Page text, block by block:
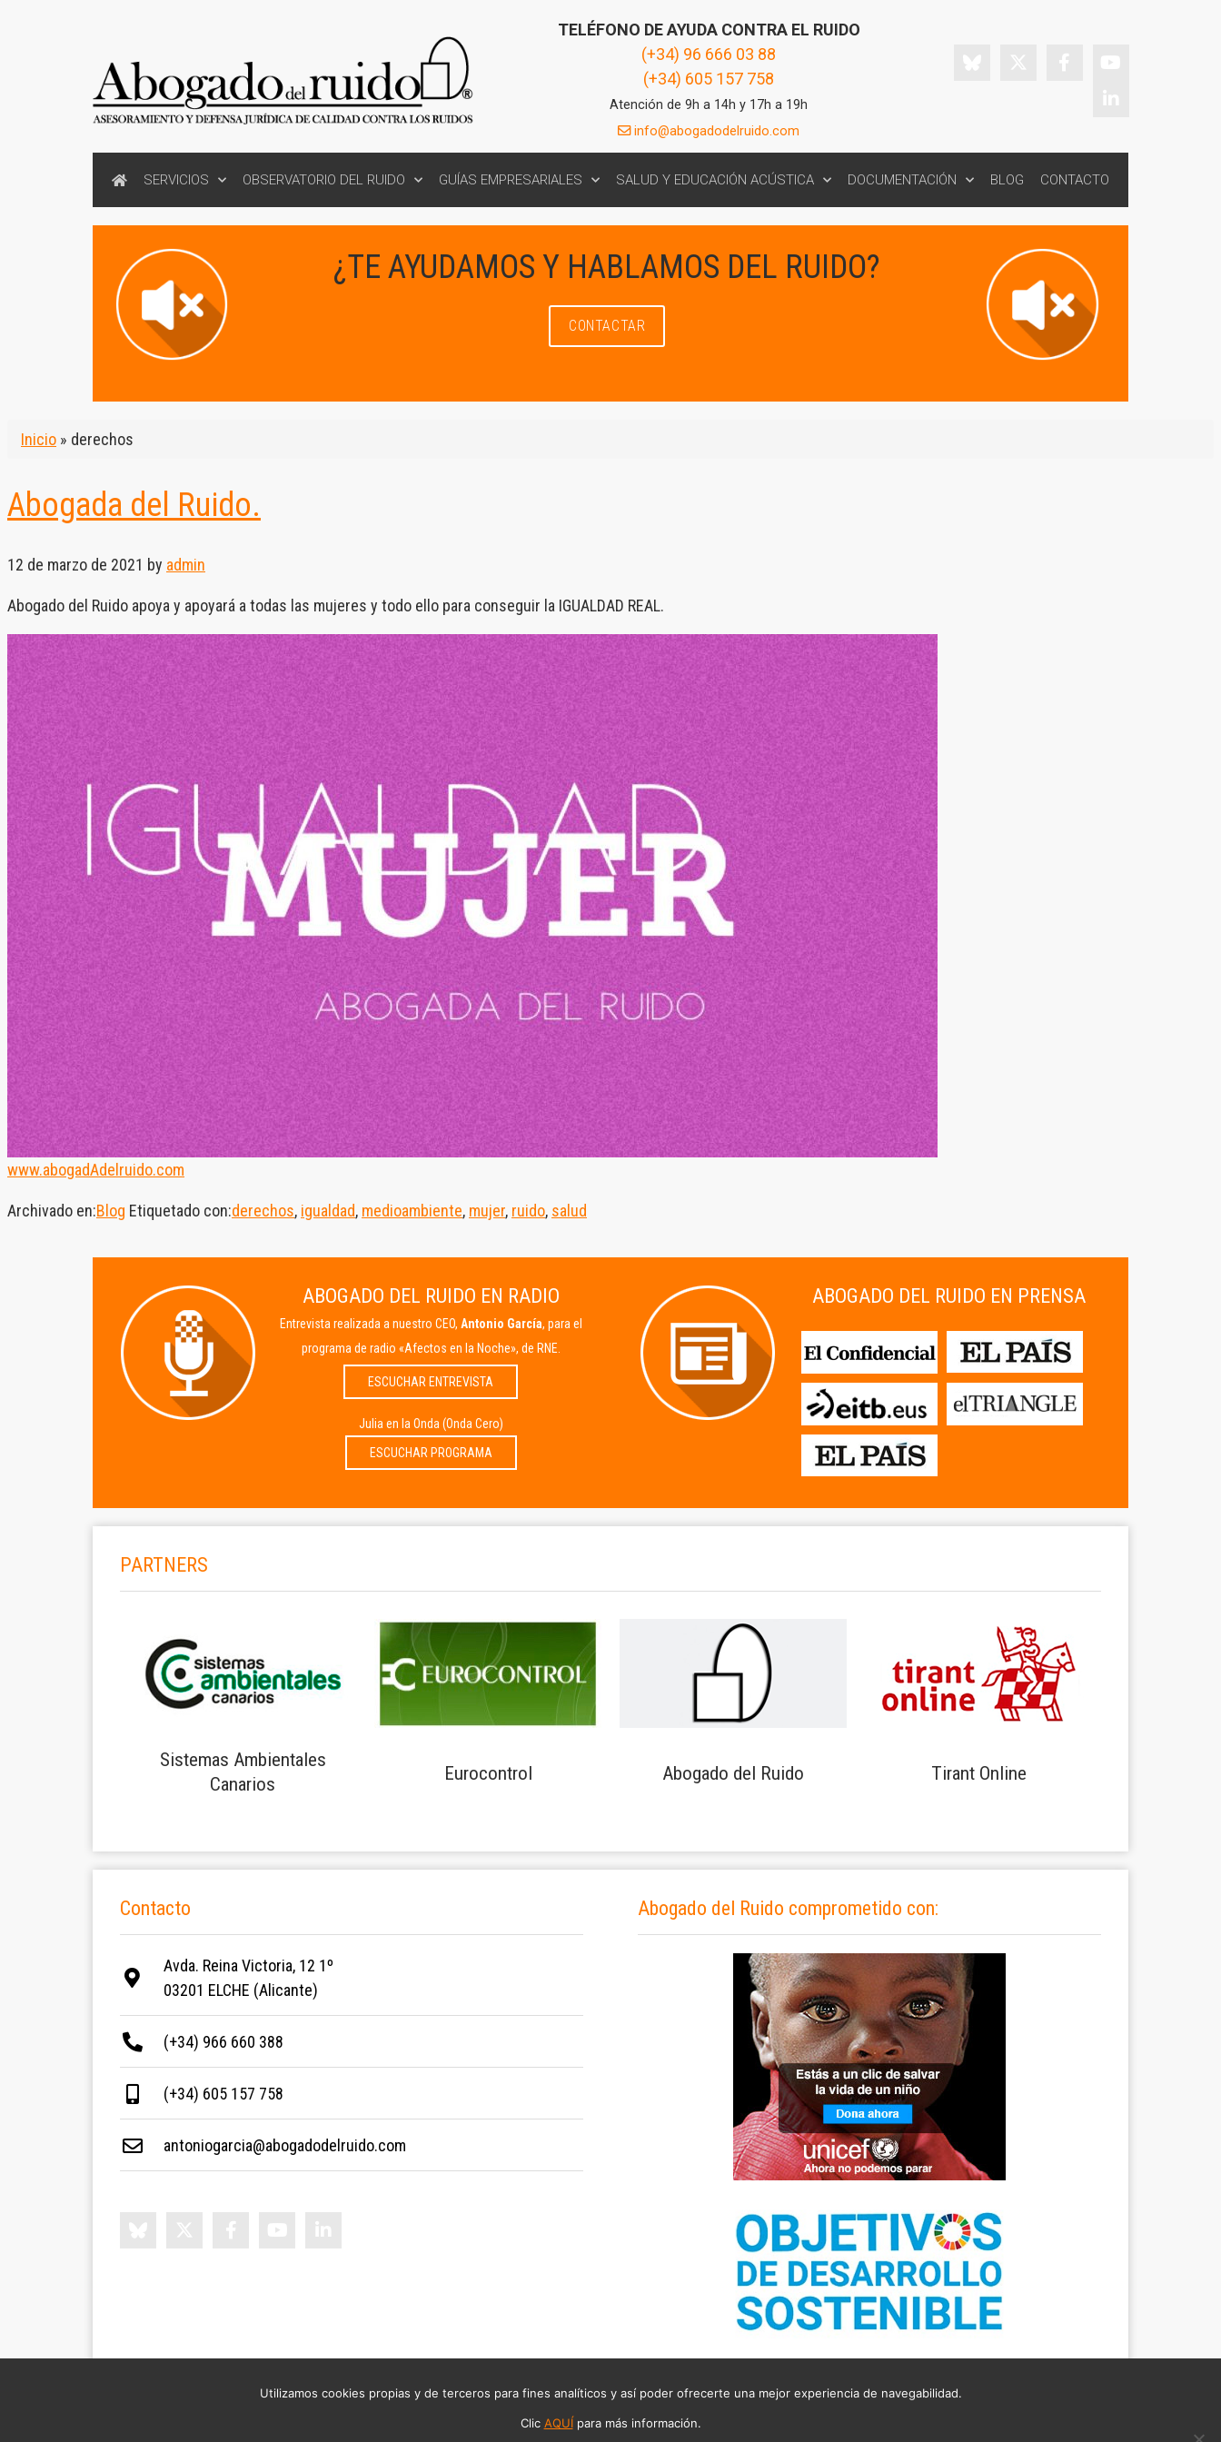
TELÉFONO DE AYUDA CONTRA EL RUIDO
(+34) 96 666 03 88
(+34) 605 157 758
Atención de 9h a 14h y 17h a 19h
info@abogadodelruido.com
SERVICIOS OBSERVATORIO DEL RUIDO GUÍAS EMPRESARIALES SALUD Y EDUCACIÓN ACÚSTICA DOCUMENTACIÓN BLOG CONTACTO
¿TE AYUDAMOS Y HABLAMOS DEL RUIDO?
CONTACTAR
Inicio » derechos
Abogada del Ruido.
12 de marzo de 2021 by admin
Abogado del Ruido apoya y apoyará a todas las mujeres y todo ello para conseguir la IGUALDAD REAL.
www.abogadAdelruido.com
Archivado en:Blog Etiquetado con:derechos, igualdad, medioambiente, mujer, ruido, salud
ABOGADO DEL RUIDO EN RADIO
Entrevista realizada a nuestro CEO, Antonio García, para el
programa de radio «Afectos en la Noche», de RNE.
ESCUCHAR ENTREVISTA
Julia en la Onda (Onda Cero)
ESCUCHAR PROGRAMA
ABOGADO DEL RUIDO EN PRENSA
PARTNERS
Sistemas Ambientales
Canarios
Eurocontrol Abogado del Ruido Tirant Online
Contacto
Avda. Reina Victoria, 12 1º
03201 ELCHE (Alicante)
(+34) 966 660 388
(+34) 605 157 758
antoniogarcia@abogadodelruido.com
Abogado del Ruido comprometido con:
Utilizamos cookies propias y de terceros para fines analíticos y así poder ofrecerte una mejor experiencia de navegabilidad.
Clic AQUÍpara más información.